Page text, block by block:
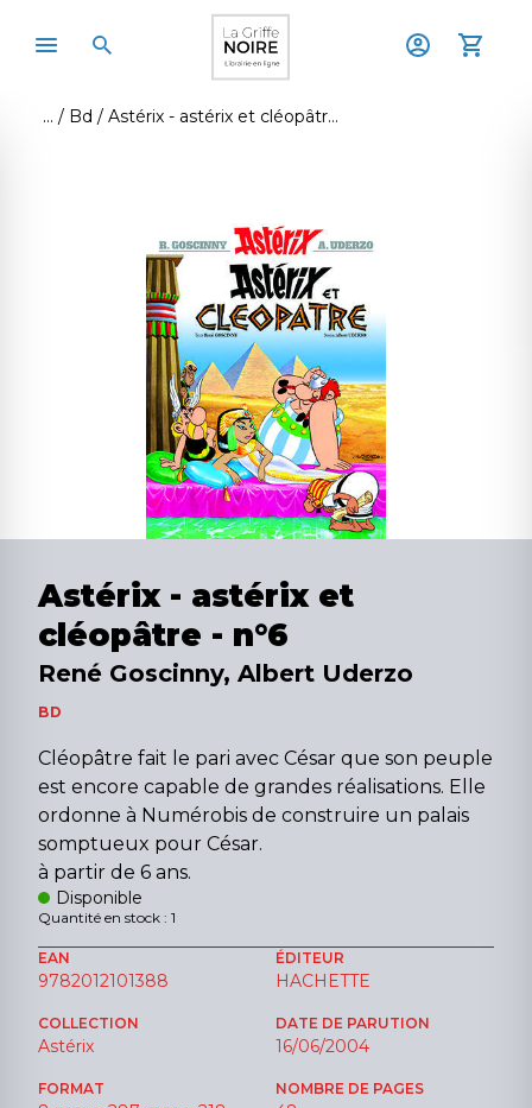
Bd Astérix - astérix et cléopâtre - n°6
Astérix - astérix et
cléopâtre - n°6
René Goscinny, Albert Uderzo
BD
Cléopâtre fait le pari avec César que son peuple
est encore capable de grandes réalisations. Elle
ordonne à Numérobis de construire un palais
somptueux pour César.
à partir de 6 ans.
Disponible
Quantité en stock : 1
EAN
9782012101388
ÉDITEUR
HACHETTE
COLLECTION
Astérix
DATE DE PARUTION
16/06/2004
FORMAT NOMBRE DE PAGES